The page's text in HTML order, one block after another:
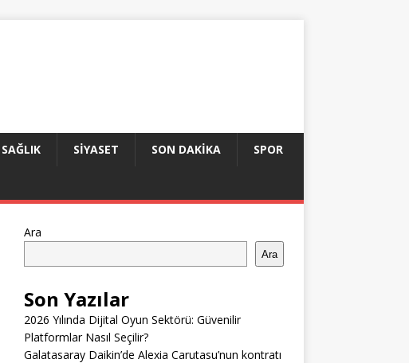
SAĞLIK SIYASET SON DAKIKA SPOR
Ara
Ara
Son Yazılar
2026 Yılında Dijital Oyun Sektörü: Güvenilir
Platformlar Nasıl Seçilir?
Galatasaray Daikin’de Alexia Carutasu’nun kontratı